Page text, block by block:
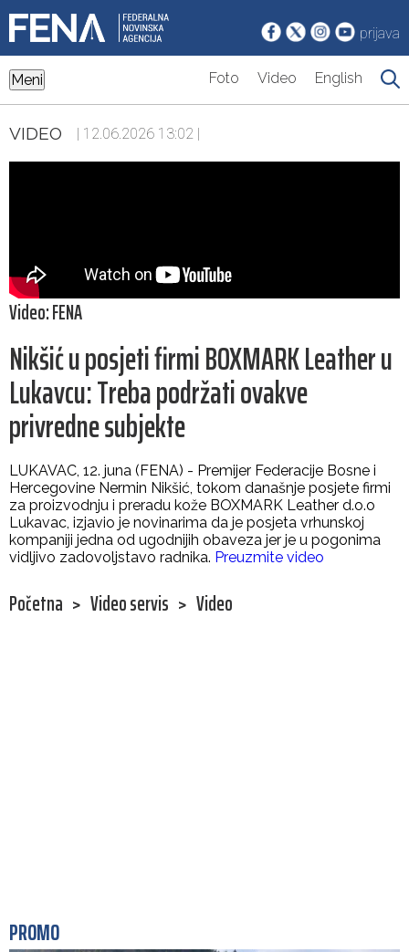
prijava
Meni Foto Video English
VIDEO | 12.06.2026 13:02 |
Video: FENA
Nikšić u posjeti firmi BOXMARK Leather u
Lukavcu: Treba podržati ovakve
privredne subjekte
LUKAVAC, 12. juna (FENA) - Premijer Federacije Bosne i
Hercegovine Nermin Nikšić, tokom današnje posjete firmi
za proizvodnju i preradu kože BOXMARK Leather d.o.o
Lukavac, izjavio je novinarima da je posjeta vrhunskoj
kompaniji jedna od ugodnijih obaveza jer je u pogonima
vidljivo zadovoljstavo radnika. Preuzmite video
Početna > Video servis > Video
PROMO